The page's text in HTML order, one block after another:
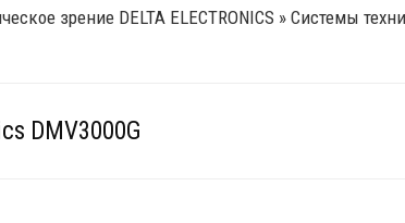
зрение DELTA ELECTRONICS » Системы
DMV3000G